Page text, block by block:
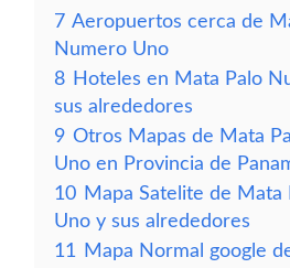
7 Aeropuertos cerca de
Numero Uno
8 Hoteles en Mata Palo
sus alrededores
9 Otros Mapas de Mata
Uno en Provincia de
10 Mapa Satelite de Mata
Uno y sus alrededores
11
Mapa Normal google